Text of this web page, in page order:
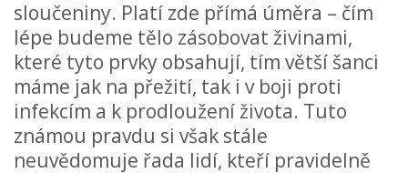
sloučeniny. Platí zde přímá úměra – čím
lépe budeme tělo zásobovat živinami,
které tyto prvky obsahují, tím větší šanci
máme jak na přežití, tak i v boji proti
infekcím a k prodloužení života. Tuto
známou pravdu si však stále
neuvědomuje řada lidí, kteří pravidelně